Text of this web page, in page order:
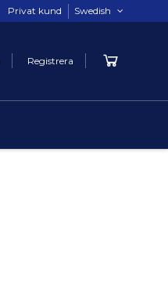
Privat kund Swedish
Registrera